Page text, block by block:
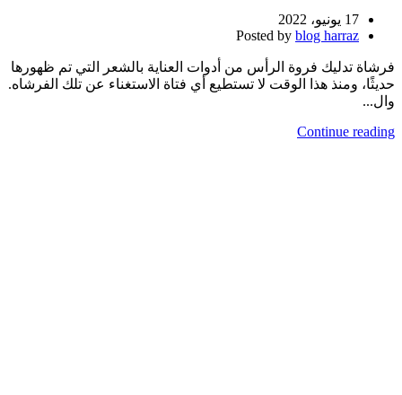
17 يونيو، 2022
Posted by blog harraz
فرشاة تدليك فروة الرأس من أدوات العناية بالشعر التي تم ظهورها
حديثًا، ومنذ هذا الوقت لا تستطيع أي فتاة الاستغناء عن تلك الفرشاه.
وال...
Continue reading